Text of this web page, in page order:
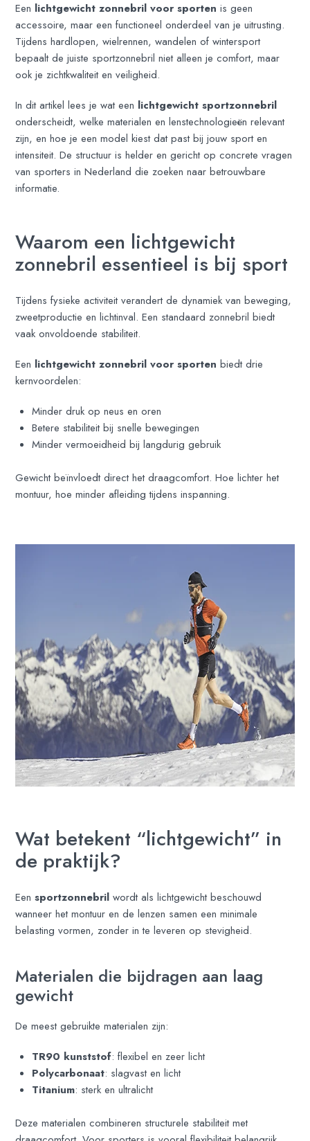
Een lichtgewicht zonnebril voor sporten is geen
accessoire, maar een functioneel onderdeel van je uitrusting.
Tijdens hardlopen, wielrennen, wandelen of wintersport
bepaalt de juiste sportzonnebril niet alleen je comfort, maar
ook je zichtkwaliteit en veiligheid.
In dit artikel lees je wat een lichtgewicht sportzonnebril
onderscheidt, welke materialen en lenstechnologieën relevant
zijn, en hoe je een model kiest dat past bij jouw sport en
intensiteit. De structuur is helder en gericht op concrete vragen
van sporters in Nederland die zoeken naar betrouwbare
informatie.
Waarom een lichtgewicht
zonnebril essentieel is bij sport
Tijdens fysieke activiteit verandert de dynamiek van beweging,
zweetproductie en lichtinval. Een standaard zonnebril biedt
vaak onvoldoende stabiliteit.
Een lichtgewicht zonnebril voor sporten biedt drie
kernvoordelen:
Minder druk op neus en oren
Betere stabiliteit bij snelle bewegingen
Minder vermoeidheid bij langdurig gebruik
Gewicht beïnvloedt direct het draagcomfort. Hoe lichter het
montuur, hoe minder afleiding tijdens inspanning.
Wat betekent “lichtgewicht” in
de praktijk?
Eensportzonnebril wordt als lichtgewicht beschouwd
wanneer het montuur en de lenzen samen een minimale
belasting vormen, zonder in te leveren op stevigheid.
Materialen die bijdragen aan laag
gewicht
De meest gebruikte materialen zijn:
TR90 kunststof: flexibel en zeer licht
Polycarbonaat: slagvast en licht
Titanium: sterk en ultralicht
Deze materialen combineren structurele stabiliteit met